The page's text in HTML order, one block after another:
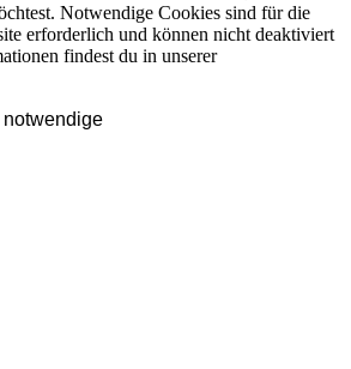
Notwendige Cookies sind für die
erforderlich und können nicht deaktiviert
findest du in unserer
notwendige